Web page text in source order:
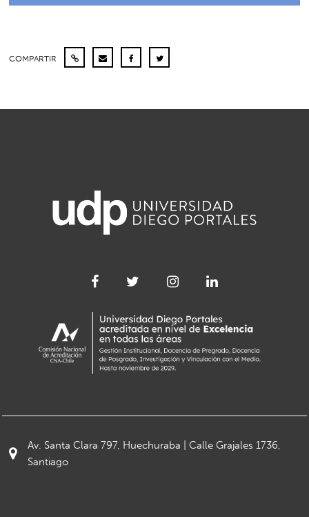
COMPARTIR
Av. Santa Clara 797, Huechuraba | Calle Grajales 1736,
Santiago